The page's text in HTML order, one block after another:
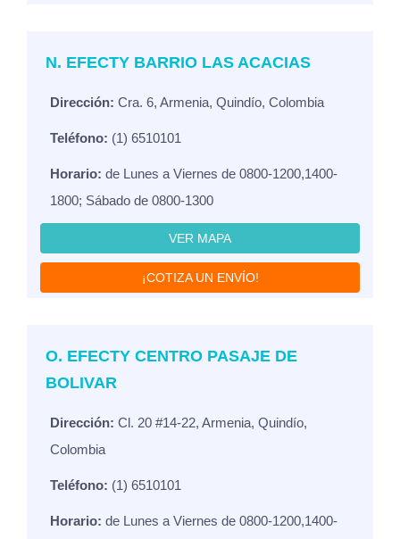
N. EFECTY BARRIO LAS ACACIAS
Dirección: Cra. 6, Armenia, Quindío, Colombia
Teléfono: (1) 6510101
Horario: de Lunes a Viernes de 0800-1200,1400-
1800; Sábado de 0800-1300
VER MAPA
¡COTIZA UN ENVÍO!
O. EFECTY CENTRO PASAJE DE
BOLIVAR
Dirección: Cl. 20 #14-22, Armenia, Quindío,
Colombia
Teléfono: (1) 6510101
Horario: de Lunes a Viernes de 0800-1200,1400-